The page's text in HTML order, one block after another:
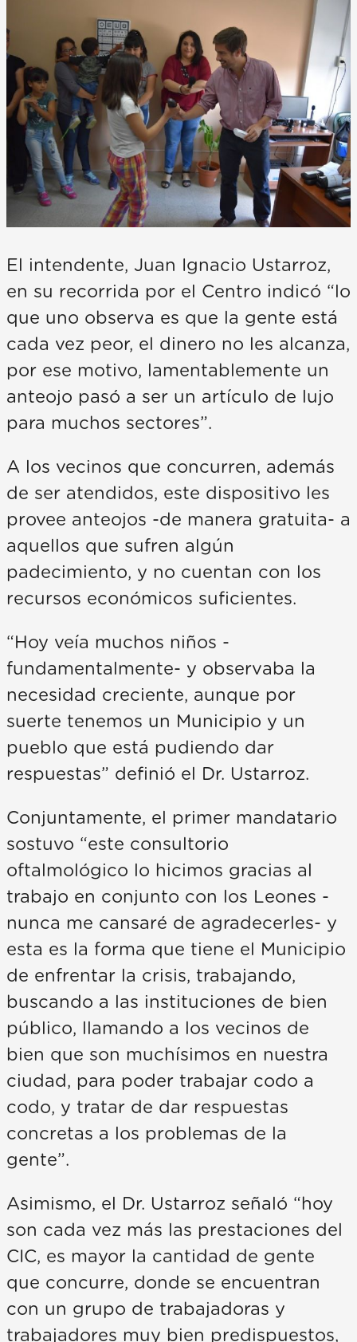
El intendente, Juan Ignacio Ustarroz,
en su recorrida por el Centro indicó “lo
que uno observa es que la gente está
cada vez peor, el dinero no les alcanza,
por ese motivo, lamentablemente un
anteojo pasó a ser un artículo de lujo
para muchos sectores”.
A los vecinos que concurren, además
de ser atendidos, este dispositivo les
provee anteojos -de manera gratuita- a
aquellos que sufren algún
padecimiento, y no cuentan con los
recursos económicos suficientes.
“Hoy veía muchos niños -
fundamentalmente- y observaba la
necesidad creciente, aunque por
suerte tenemos un Municipio y un
pueblo que está pudiendo dar
respuestas” definió el Dr. Ustarroz.
Conjuntamente, el primer mandatario
sostuvo “este consultorio
oftalmológico lo hicimos gracias al
trabajo en conjunto con los Leones -
nunca me cansaré de agradecerles- y
esta es la forma que tiene el Municipio
de enfrentar la crisis, trabajando,
buscando a las instituciones de bien
público, llamando a los vecinos de
bien que son muchísimos en nuestra
ciudad, para poder trabajar codo a
codo, y tratar de dar respuestas
concretas a los problemas de la
gente”.
Asimismo, el Dr. Ustarroz señaló “hoy
son cada vez más las prestaciones del
CIC, es mayor la cantidad de gente
que concurre, donde se encuentran
con un grupo de trabajadoras y
trabajadores muy bien predispuestos,